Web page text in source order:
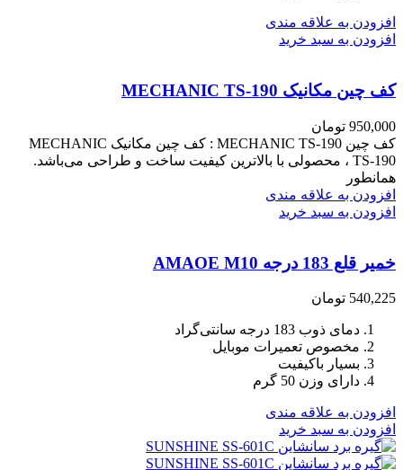
افزودن به علاقه مندی
افزودن به سبد خرید
کف چین مکانیک MECHANIC TS-190
950,000 تومان
کف چین MECHANIC TS-190 : کف چین مکانیک MECHANIC
TS-190 ، محصولی با بالاترین کیفیت ساخت و طراحی می‌باشد.
همانطور
افزودن به علاقه مندی
افزودن به سبد خرید
خمیر قلع 183 درجه AMAOE M10
540,225 تومان
دمای ذوب 183 درجه سانتی‌گراد
مخصوص تعمیرات موبایل
بسیار باکیفیت
دارای وزن 50 گرم
افزودن به علاقه مندی
افزودن به سبد خرید